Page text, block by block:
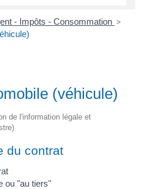
- Impôts - Consommation >
(véhicule)
de l'information légale et
du contrat
ou "au tiers"